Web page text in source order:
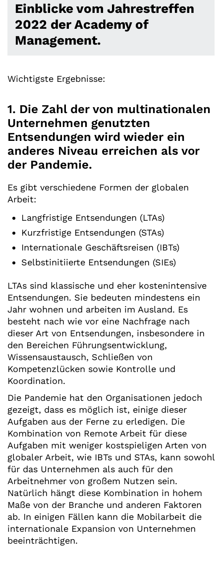
Einblicke vom Jahrestreffen
2022 der Academy of
Management.
Wichtigste Ergebnisse:
1. Die Zahl der von multinationalen
Unternehmen genutzten
Entsendungen wird wieder ein
anderes Niveau erreichen als vor
der Pandemie.
Es gibt verschiedene Formen der globalen
Arbeit:
Langfristige Entsendungen (LTAs)
Kurzfristige Entsendungen (STAs)
Internationale Geschäftsreisen (IBTs)
Selbstinitiierte Entsendungen (SIEs)
LTAs sind klassische und eher kostenintensive
Entsendungen. Sie bedeuten mindestens ein
Jahr wohnen und arbeiten im Ausland. Es
besteht nach wie vor eine Nachfrage nach
dieser Art von Entsendungen, insbesondere in
den Bereichen Führungsentwicklung,
Wissensaustausch, Schließen von
Kompetenzlücken sowie Kontrolle und
Koordination.
Die Pandemie hat den Organisationen jedoch
gezeigt, dass es möglich ist, einige dieser
Aufgaben aus der Ferne zu erledigen. Die
Kombination von Remote Arbeit für diese
Aufgaben mit weniger kostspieligen Arten von
globaler Arbeit, wie IBTs und STAs, kann sowohl
für das Unternehmen als auch für den
Arbeitnehmer von großem Nutzen sein.
Natürlich hängt diese Kombination in hohem
Maße von der Branche und anderen Faktoren
ab. In einigen Fällen kann die Mobilarbeit die
internationale Expansion von Unternehmen
beeinträchtigen.